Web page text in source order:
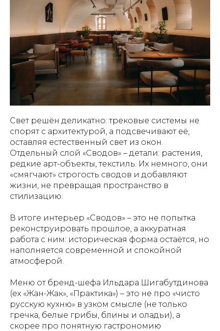
Свет решён деликатно: трековые системы не
спорят с архитектурой, а подсвечивают её,
оставляя естественный свет из окон.
Отдельный слой «Сводов» – детали: растения,
редкие арт-объекты, текстиль. Их немного, они
«смягчают» строгость сводов и добавляют
жизни, не превращая пространство в
стилизацию.
В итоге интерьер «Сводов» – это не попытка
реконструировать прошлое, а аккуратная
работа с ним: историческая форма остаётся, но
наполняется современной и спокойной
атмосферой.
Меню от бренд-шефа Ильдара Шигабутдинова
(ex «Жан-Жак», «Практика») – это не про «чисто
русскую кухню» в узком смысле (не только
гречка, белые грибы, блины и оладьи), а
скорее про понятную гастрономию